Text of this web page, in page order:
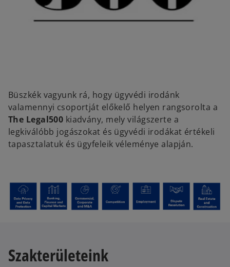
Büszkék vagyunk rá, hogy ügyvédi irodánk
valamennyi csoportját előkelő helyen rangsorolta a
The Legal500 kiadvány, mely világszerte a
legkiválóbb jogászokat és ügyvédi irodákat értékeli
tapasztalatuk és ügyfeleik véleménye alapján.
Szakterületeink